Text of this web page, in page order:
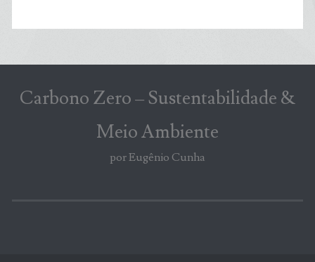
Carbono Zero – Sustentabilidade &
Meio Ambiente
por Eugênio Cunha